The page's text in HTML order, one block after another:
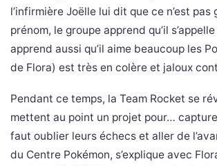
l’infirmière Joëlle lui dit que ce n’est pas
prénom, le groupe apprend qu’il
apprend aussi qu’il aime beaucoup les
de Flora) est très en colère et jaloux
Pendant ce temps, la Team Rocket se
mettent au point un projet pour…
faut oublier leurs échecs et aller de
du Centre Pokémon, s’explique avec